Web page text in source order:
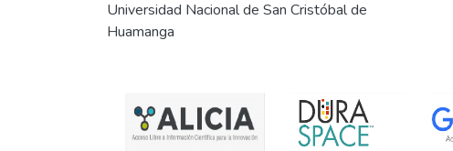
Universidad Nacional de San Cristóbal de
Huamanga